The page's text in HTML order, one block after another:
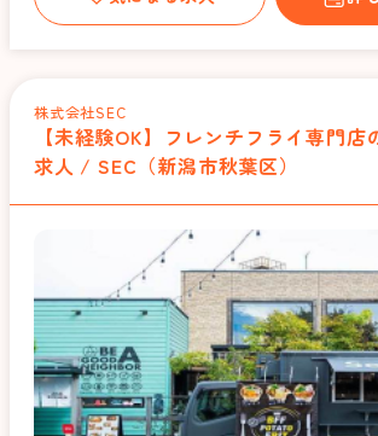
株式会社SEC
【未経験OK】フレンチフライ専門店
求人 / SEC（新潟市秋葉区）